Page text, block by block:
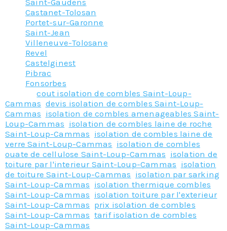
Saint-Gaudens
Castanet-Tolosan
Portet-sur-Garonne
Saint-Jean
Villeneuve-Tolosane
Revel
Castelginest
Pibrac
Fonsorbes
Taggedcout isolation de combles Saint-Loup-
Cammas devis isolation de combles Saint-Loup-
Cammas isolation de combles amenageables Saint-
Loup-Cammas isolation de combles laine de roche
Saint-Loup-Cammas isolation de combles laine de
verre Saint-Loup-Cammas isolation de combles
ouate de cellulose Saint-Loup-Cammas isolation de
toiture par l'interieur Saint-Loup-Cammas isolation
de toiture Saint-Loup-Cammas isolation par sarking
Saint-Loup-Cammas isolation thermique combles
Saint-Loup-Cammas isolation toiture par l'exterieur
Saint-Loup-Cammas prix isolation de combles
Saint-Loup-Cammas tarif isolation de combles
Saint-Loup-Cammas